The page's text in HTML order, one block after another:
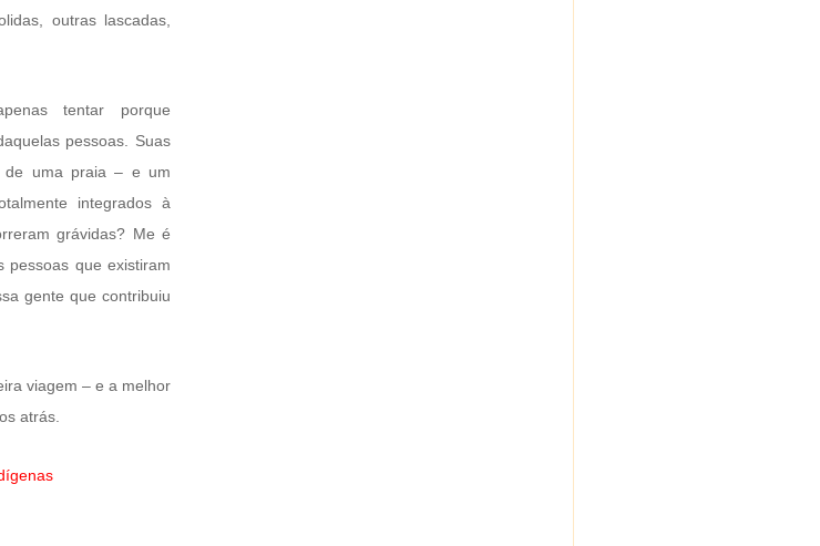
outras lascadas,
tentar porque
pessoas. Suas
de uma praia – e um
integrados à
grávidas? Me é
pessoas que existiram
gente que contribuiu
viagem – e a melhor
atrás.